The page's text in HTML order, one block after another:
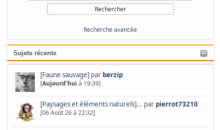
Recherche avancée
Sujets récents
[Faune sauvage] par berzip
[Aujourd'hui à 19:39]
[Paysages et éléments naturels]... par pierrot73210
[06 Août 26 à 22:32]